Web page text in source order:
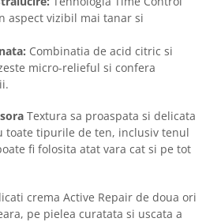
aspect vizibil mai tanar si
Combinatia de acid citric si
micro-relieful si confera
Textura sa proaspata si delicata
toate tipurile de ten, inclusiv tenul
fi folosita atat vara cat si pe tot
crema Active Repair de doua ori
pe pielea curatata si uscata a